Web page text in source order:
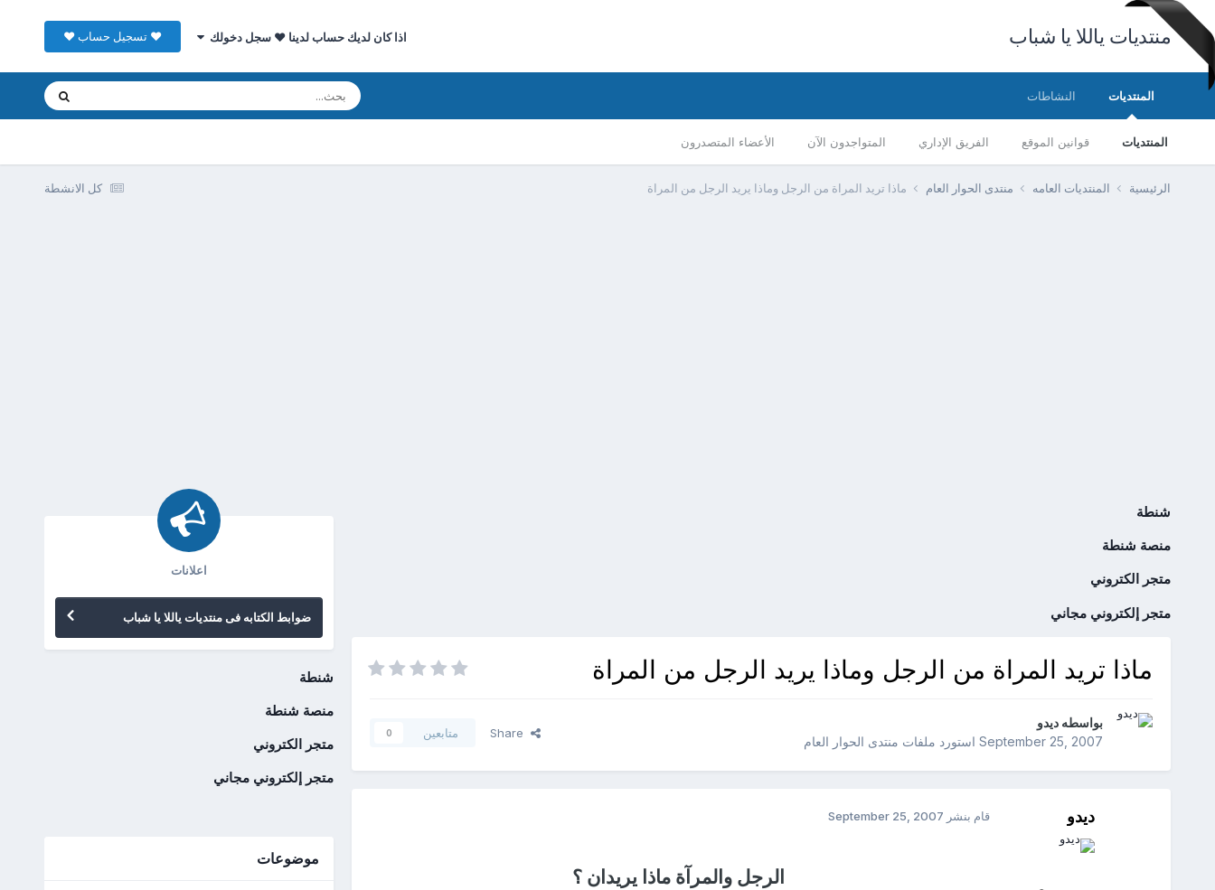
منتديات ياللا يا شباب اذا كان لديك حساب لدينا ♥ سجل دخولك ♥ تسجيل حساب ♥
المنتديات
المنتديات قوانين الموقع الفريق الإداري المتواجدون الآن الأعضاء المتصدرون
النشاطات
كل الانشطة الرئيسية المنتديات العامه منتدى الحوار العام ماذا تريد المراة من الرجل وماذا يريد الرجل من المراة
شنطة
منصة شنطة
متجر الكتروني
متجر إلكتروني مجاني
ماذا تريد المراة من الرجل وماذا يريد الرجل من المراة
بواسطه ديدو
September 25, 2007استورد ملفات منتدى الحوار العام
Share متابعين 0
ديدو قام بنشر September 25, 2007
الرجل والمرآة ماذا يريدان ؟
اعلانات
ضوابط الكتابه فى منتديات ياللا يا شباب
شنطة
منصة شنطة
متجر الكتروني
متجر إلكتروني مجاني
موضوعات